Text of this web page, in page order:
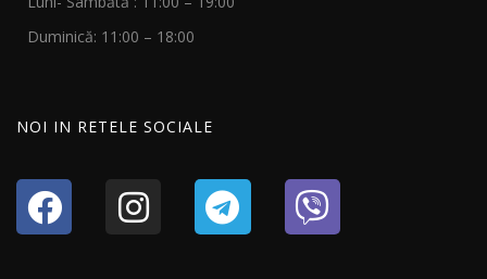
Duminică: 11:00 – 18:00
NOI IN RETELE SOCIALE